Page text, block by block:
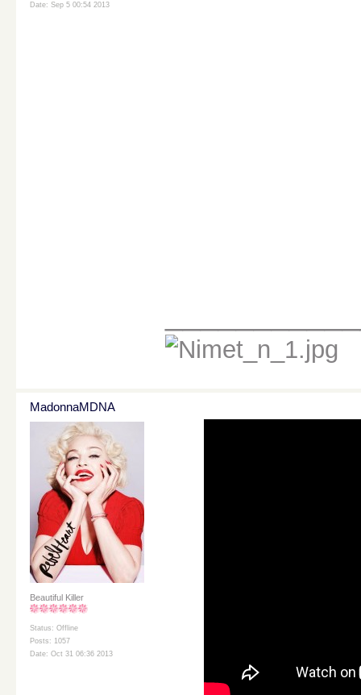
Date: Sep 5 00:54 2013
MadonnaMDNA
Beautiful Killer
Status: Offline
Posts: 1057
Date: Oct 31 06:36 2013